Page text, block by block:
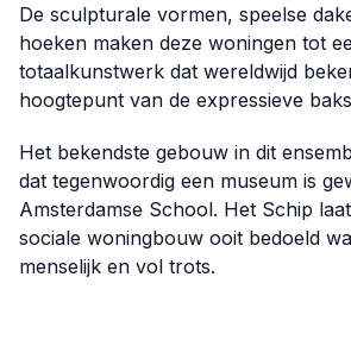
De sculpturale vormen, speelse
hoeken maken deze woningen tot
totaalkunstwerk dat wereldwijd
hoogtepunt van de expressieve
Het bekendste gebouw in dit
dat tegenwoordig een museum is
Amsterdamse School. Het Schip
sociale woningbouw ooit bedoeld
menselijk en vol trots.